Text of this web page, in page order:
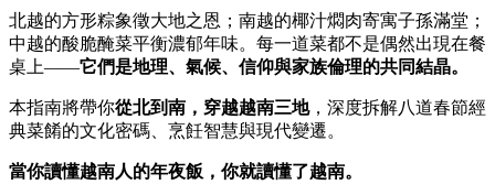
北越的方形粽象徵大地之恩；南越的椰汁燜肉寄寓子孫滿堂；
中越的酸脆醃菜平衡濃郁年味。每一道菜都不是偶然出現在餐
桌上——它們是地理、氣候、信仰與家族倫理的共同結晶。
本指南將帶你從北到南，穿越越南三地，深度拆解八道春節經
典菜餚的文化密碼、烹飪智慧與現代變遷。
當你讀懂越南人的年夜飯，你就讀懂了越南。